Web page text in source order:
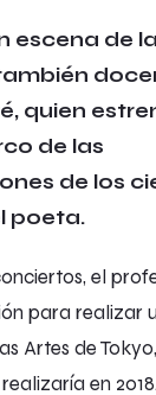
escena de
quien
de las
de los
poeta.
el
para realizar
Artes de
en 2018.